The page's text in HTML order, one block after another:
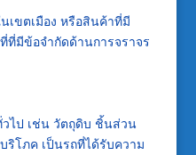
เขตเมือง หรือสินค้าที่มี
ที่มีข้อจำกัดด้านการจราจร
ไป เช่น วัตถุดิบ ชิ้นส่วน
โภค เป็นรถที่ได้รับความ